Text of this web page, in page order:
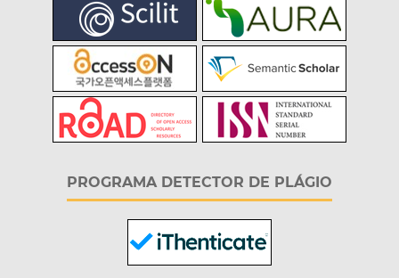
PROGRAMA DETECTOR DE PLÁGIO